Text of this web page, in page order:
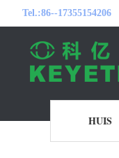
Tel.:86--17355154206
HUIS